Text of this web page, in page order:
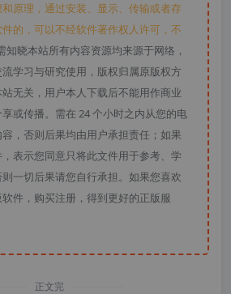
原理，通过安装、显示、传输或者存
的，可以不经软件著作权人许可，不
知晓本站所有内容资源均来源于网络，
学习与研究使用，版权归属原版权方
无关，用户本人下载后不能用作商业
或传播。需在 24 个小时之内从您的电
，否则后果均由用户承担责任；如果
表示您同意只将此文件用于参考、学
一切后果请您自行承担。如果您喜欢
件，购买注册，得到更好的正版服
正文完